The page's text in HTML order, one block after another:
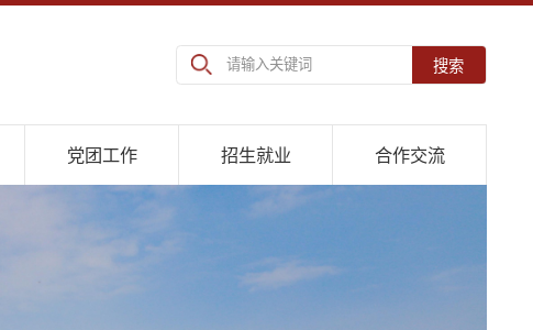
搜索
党团工作 招生就业 合作交流